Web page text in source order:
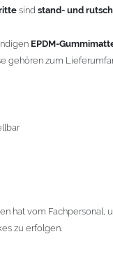
den EPDM-Gummi
Dachtritt-System auf
für Nottreppen
sind stand- und
EPDM-
gehören zum
hat vom
zu erfolgen.